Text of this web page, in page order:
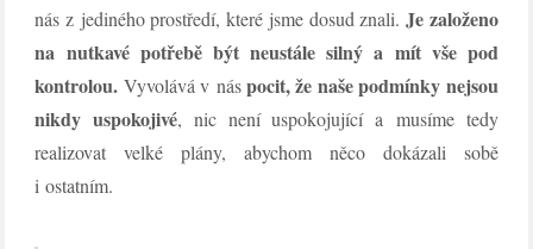
nás z jediného prostředí, které jsme dosud znali. Je založeno
na nutkavé potřebě být neustále silný a mít vše pod
kontrolou. Vyvolává v náspocit, že naše podmínky nejsou
nikdy uspokojivé, nic není uspokojující a musíme tedy
realizovat velké plány, abychom něco dokázali sobě
i ostatním.